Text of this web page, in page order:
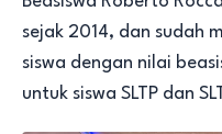
sejak 2014, dan sudah
siswa dengan nilai
untuk siswa SLTP dan